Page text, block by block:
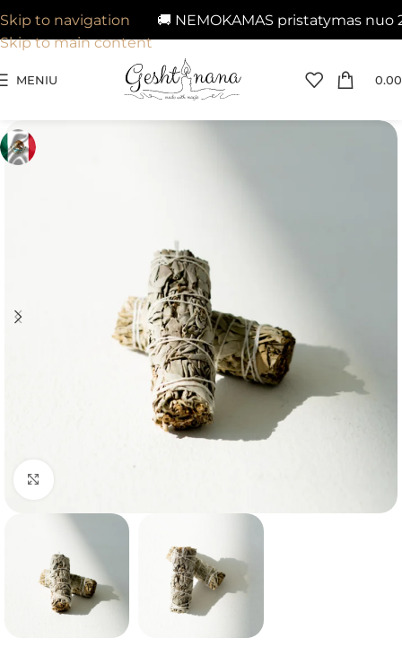
🚚 NEMOKAMAS pristatymas nuo 29€
Skip to navigation
Skip to main content
MENIU 0.00